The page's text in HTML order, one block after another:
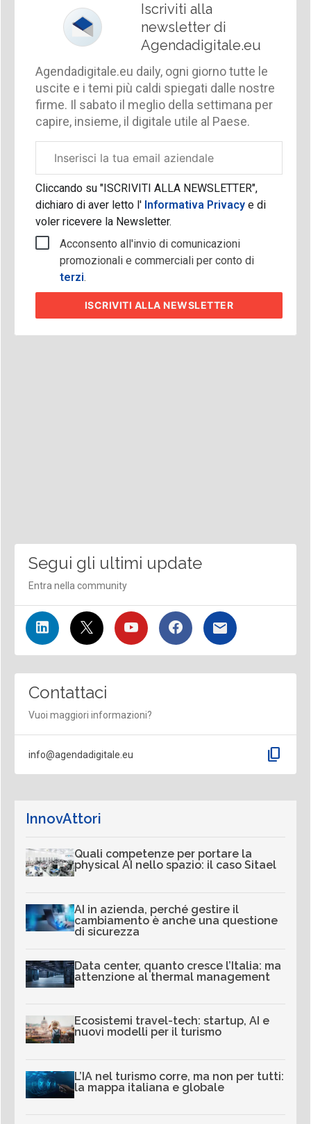
Iscriviti alla
newsletter di
Agendadigitale.eu
Agendadigitale.eu daily, ogni giorno tutte le
uscite e i temi più caldi spiegati dalle nostre
firme. Il sabato il meglio della settimana per
capire, insieme, il digitale utile al Paese.
aziendale
Cliccando su "ISCRIVITI ALLA NEWSLETTER",
dichiaro di aver letto l'Informativa Privacy e di
voler ricevere la Newsletter.
Acconsento all'invio di comunicazioni
promozionali e commerciali per conto di
terzi.
ISCRIVITI ALLA NEWSLETTER
Segui gli ultimi update
Entra nella community
Contattaci
Vuoi maggiori informazioni?
info@agendadigitale.eu content_copy
InnovAttori
Quali competenze per portare la
physical AI nello spazio: il caso Sitael
AI in azienda, perché gestire il
cambiamento è anche una questione
di sicurezza
Data center, quanto cresce l’Italia: ma
attenzione al thermal management
Ecosistemi travel-tech: startup, AI e
nuovi modelli per il turismo
L’IA nel turismo corre, ma non per tutti:
la mappa italiana e globale